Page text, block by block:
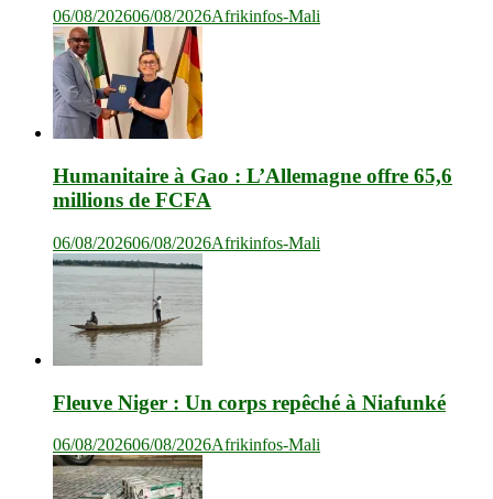
06/08/202606/08/2026Afrikinfos-Mali
Humanitaire à Gao : L’Allemagne offre 65,6
millions de FCFA
06/08/202606/08/2026Afrikinfos-Mali
Fleuve Niger : Un corps repêché à Niafunké
06/08/202606/08/2026Afrikinfos-Mali